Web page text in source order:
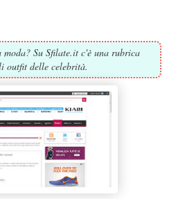
Su Sfilate.it c'è una rubrica
outfit delle celebrità.